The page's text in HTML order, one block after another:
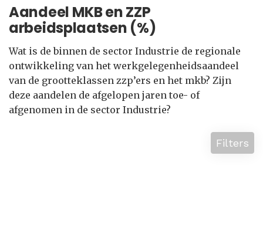
Aandeel MKB en ZZP
arbeidsplaatsen (%)
Wat is de binnen de sector Industrie de regionale
ontwikkeling van het werkgelegenheidsaandeel
van de grootteklassen zzp’ers en het mkb? Zijn
deze aandelen de afgelopen jaren toe- of
afgenomen in de sector Industrie?
Filters